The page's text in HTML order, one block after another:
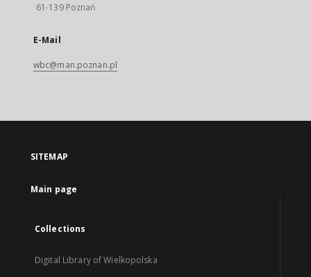
61-139 Poznań
E-Mail
wbc@man.poznan.pl
SITEMAP
Main page
Collections
Digital Library of Wielkopolska